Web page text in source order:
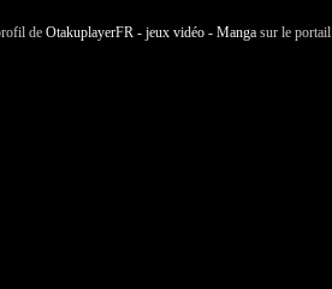
de OtakuplayerFR - jeux vidéo - Manga sur le